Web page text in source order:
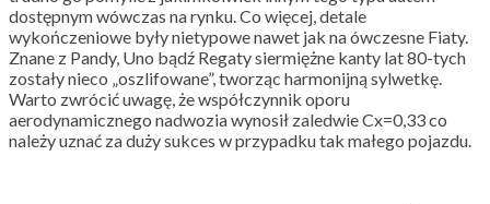
dostępnym wówczas na rynku. Co więcej, detale
wykończeniowe były nietypowe nawet jak na ówczesne Fiaty.
Znane z Pandy, Uno bądź Regaty siermiężne kanty lat 80-tych
zostały nieco „oszlifowane”, tworząc harmonijną sylwetkę.
Warto zwrócić uwagę, że współczynnik oporu
aerodynamicznego nadwozia wynosił zaledwie Cx=0,33 co
należy uznać za duży sukces w przypadku tak małego pojazdu.